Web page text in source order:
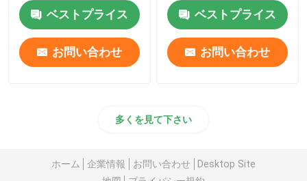
ベストプライス
お問い合わせ
ベストプライス
お問い合わせ
多くを見て下さい
ホーム 企業情報 お問い合わせ
Desktop Site